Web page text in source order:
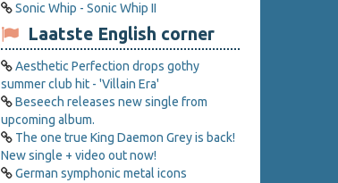
Sonic Whip - Sonic Whip II
Laatste English corner
Aesthetic Perfection drops gothy
summer club hit - 'Villain Era'
Beseech releases new single from
upcoming album.
The one true King Daemon Grey is back!
New single + video out now!
German symphonic metal icons